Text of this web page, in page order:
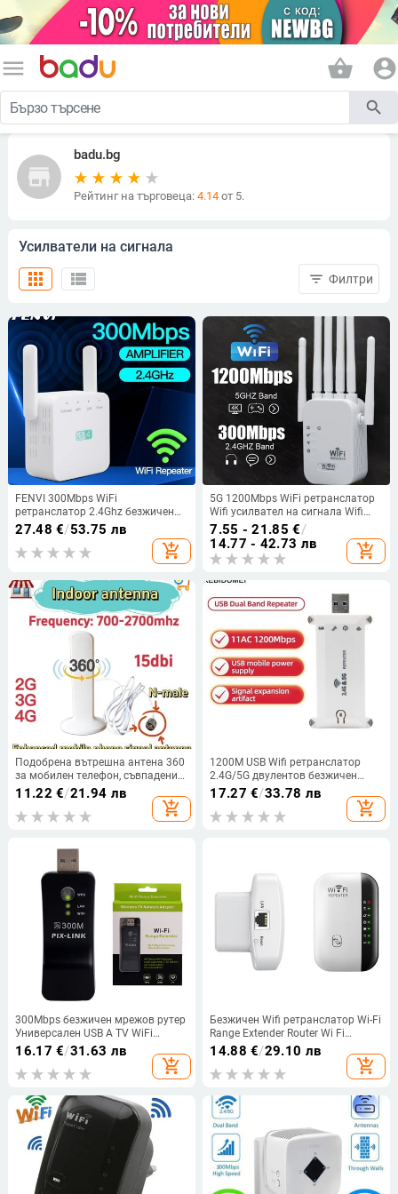
menu shopping_basket account_circle
search
store
badu.bg
Рейтинг на търговеца: 4.14от 5.
Усилватели на сигнала
view_list
apps filter_list Филтри
FENVI 300Mbps WiFi
ретранслатор 2.4Ghz безжичен
рутер разширител на дълъг
обхват Wi-Fi усилвател на
сигнала за дома/офиса EU/US
27.48 €/53.75 лв
add_shopping_cart
5G 1200Mbps WiFi ретранслатор
Wifi усилвател на сигнала Wifi
Extender Network Wi fi Booster 2.4G
5Ghz безжичен Wi-fi
ретранслатор с голям обхват
7.55 - 21.85 €/
14.77 - 42.73 лв
add_shopping_cart
Подобрена вътрешна антена 360
за мобилен телефон, съвпадение
на сигнала, усилване 15dbi,
честота 698-2700MHz
11.22 €/21.94 лв
add_shopping_cart
1200M USB Wifi ретранслатор
2.4G/5G двулентов безжичен
усилвател на сигнала Wifi
Extender Booster Wi-Fi
ретранслатор с голям обхват
17.27 €/33.78 лв
add_shopping_cart
300Mbps безжичен мрежов рутер
Универсален USB A TV WiFi
Dongle адаптер CardRJ45 WPS
Wifi повторител за Samsung LG
Xiaomi Smart TV
16.17 €/31.63 лв
add_shopping_cart
Безжичен Wifi ретранслатор Wi-Fi
Range Extender Router Wi Fi
сигнален усилвател 300Mbps
WiFi Booster 2.4G Wi Fi Reapeter
Access Point
14.88 €/29.10 лв
add_shopping_cart